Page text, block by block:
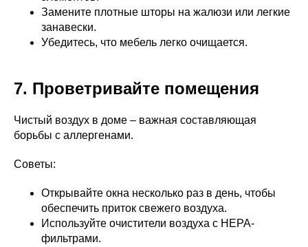
Замените плотные шторы на жалюзи или легкие
занавески.
Убедитесь, что мебель легко очищается.
7. Проветривайте помещения
Чистый воздух в доме – важная составляющая
борьбы с аллергенами.
Советы:
Открывайте окна несколько раз в день, чтобы
обеспечить приток свежего воздуха.
Используйте очистители воздуха с HEPA-
фильтрами.